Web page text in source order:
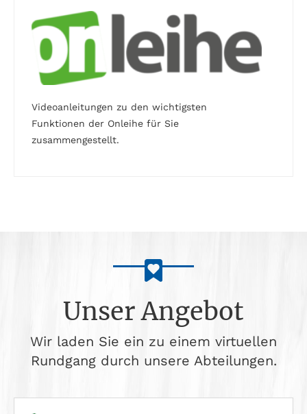
Videoanleitungen zu den wichtigsten
Funktionen der Onleihe für Sie
zusammengestellt.
Unser Angebot
Wir laden Sie ein zu einem virtuellen
Rundgang durch unsere Abteilungen.